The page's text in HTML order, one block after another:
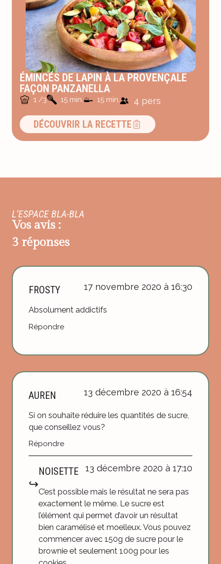
ÉMINCÉS DE LAPIN À LA PROVENÇALE
FAÇON PANZANELLA
1 /3 15 min. 15 min. 4 pers
DÉCOUVRIR LA RECETTE
L’ESPACE BLA-BLA
Vos avis :
3 réponses
FROSTY 17 novembre 2020 à 16:30
Absolument addictifs
Répondre
AUREN 13 décembre 2020 à 16:54
Si on souhaite réduire les quantités de sucre,
que conseillez vous?
Répondre
NOISETTE 13 décembre 2020 à 17:10
C’est possible mais le résultat ne sera pas
exactement le même. Le sucre est
l’élément qui permet d’avoir un résultat
bien caramélisé et moelleux. Vous pouvez
commencer avec 150g de sucre pour le
brownie et seulement 100g pour les